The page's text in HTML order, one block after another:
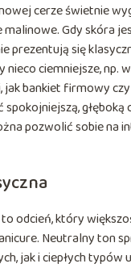
cerze świetnie
malinowe. Gdy skóra
prezentują się
ciemniejsze, np.
bankiet firmowy
głęboką
pozwolić sobie na
odcień, który
Neutralny ton
jak i ciepłych typów